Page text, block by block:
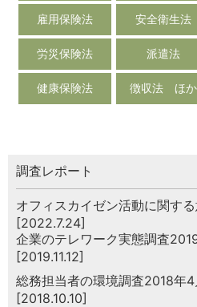
雇用保険法 安全衛生法
労災保険法 派遣法
健康保険法 徴収法 ほか
調査レポート
オフィスカイゼン活動に関す
[2022.7.24]
企業のテレワーク実態調査
[2019.11.12]
総務担当者の環境調査2018年4
[2018.10.10]